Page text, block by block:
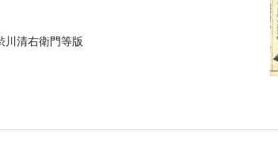
清右衛門等版